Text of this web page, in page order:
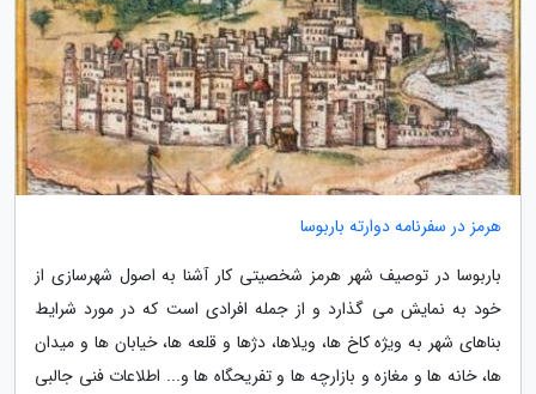
هرمز در سفرنامه دوارته باربوسا
باربوسا در توصیف شهر هرمز شخصیتی کار آشنا به اصول شهرسازی از
خود به نمایش می گذارد و از جمله افرادی است که در مورد شرایط
بناهای شهر به ویژه کاخ ها، ویلاها، دژها و قلعه ها، خیابان ها و میدان
ها، خانه ها و مغازه و بازارچه ها و تفریحگاه ها و... اطلاعات فنی جالبی